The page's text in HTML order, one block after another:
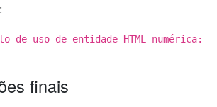
de uso de entidade HTML numérica:
finais